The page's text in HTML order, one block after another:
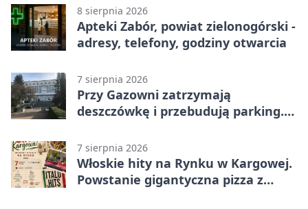
8 sierpnia 2026
Apteki Zabór, powiat zielonogórski -
adresy, telefony, godziny otwarcia
7 sierpnia 2026
Przy Gazowni zatrzymają
deszczówkę i przebudują parking.
7 sierpnia 2026
Włoskie hity na Rynku w Kargowej.
Powstanie gigantyczna pizza z